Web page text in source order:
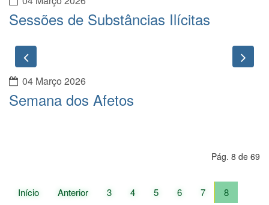
Sessões de Substâncias Ilícitas
Previous
04 Março 2026
Semana dos Afetos
Pág. 8 de 69
Início Anterior 3 4 5 6 7
8